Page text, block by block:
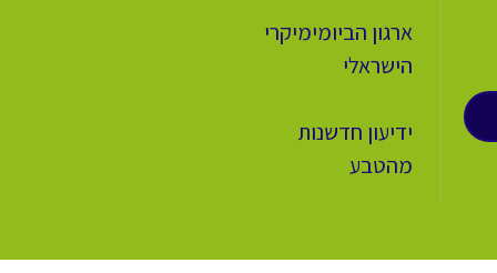
ארגון הביומימיקרי
הישראלי
ידיעון חדשנות
מהטבע